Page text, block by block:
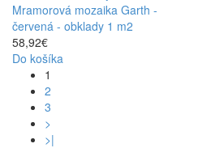
Mramorová mozaika Garth -
červená - obklady 1 m2
58,92€
Do košíka
1
2
3
>
>|